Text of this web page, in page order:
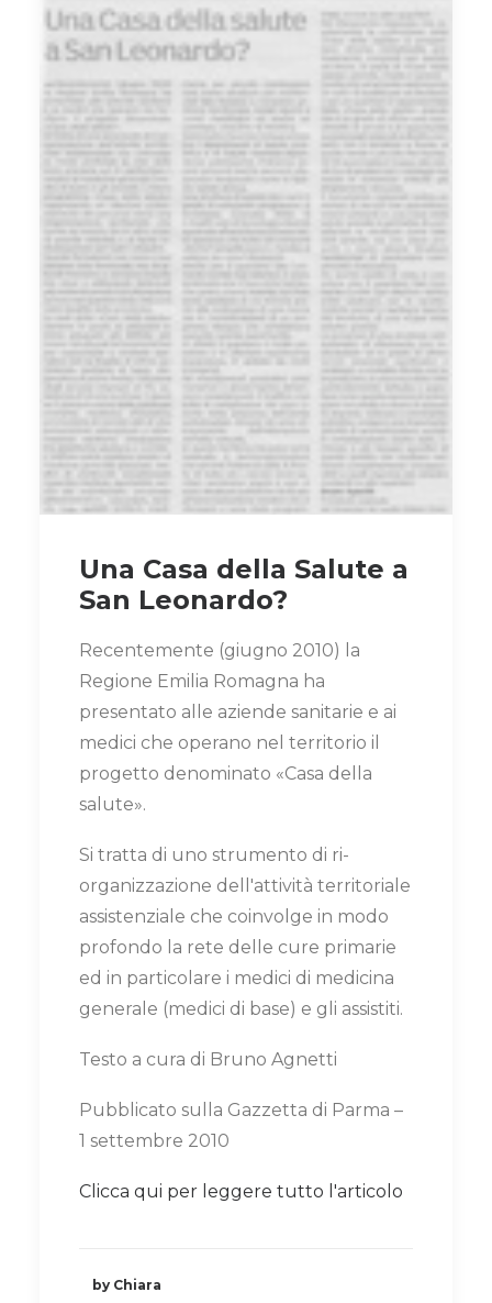
Una Casa della Salute a
San Leonardo?
Recentemente (giugno 2010) la
Regione Emilia Romagna ha
presentato alle aziende sanitarie e ai
medici che operano nel territorio il
progetto denominato «Casa della
salute».
Si tratta di uno strumento di ri-
organizzazione dell'attività territoriale
assistenziale che coinvolge in modo
profondo la rete delle cure primarie
ed in particolare i medici di medicina
generale (medici di base) e gli assistiti.
Testo a cura di Bruno Agnetti
Pubblicato sulla Gazzetta di Parma –
1 settembre 2010
Clicca qui per leggere tutto l'articolo
by Chiara